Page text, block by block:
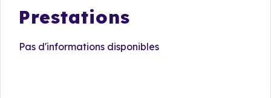
Prestations
Pas d'informations disponibles